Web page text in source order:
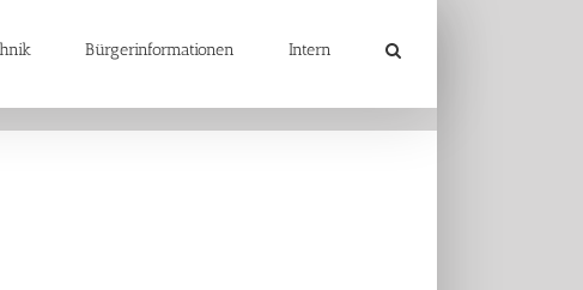
Bürgerinformationen Intern